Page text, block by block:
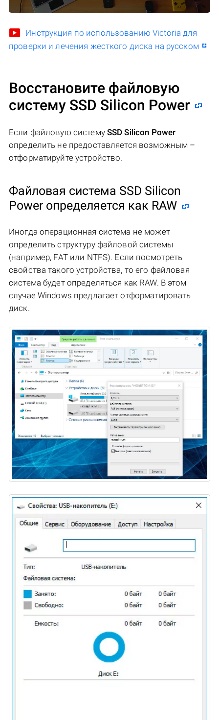
Инструкция по использованию Victoria для
проверки и лечения жесткого диска на русском
Восстановите файловую
систему SSD Silicon Power
Если файловую систему SSD Silicon Power
определить не предоставляется возможным –
отформатируйте устройство.
Файловая система SSD Silicon
Power определяется как RAW
Иногда операционная система не может
определить структуру файловой системы
(например, FAT или NTFS). Если посмотреть
свойства такого устройства, то его файловая
система будет определяться как RAW. В этом
случае Windows предлагает отформатировать
диск.